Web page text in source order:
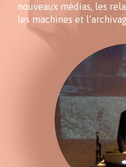
nouveaux médias, les
les machines et